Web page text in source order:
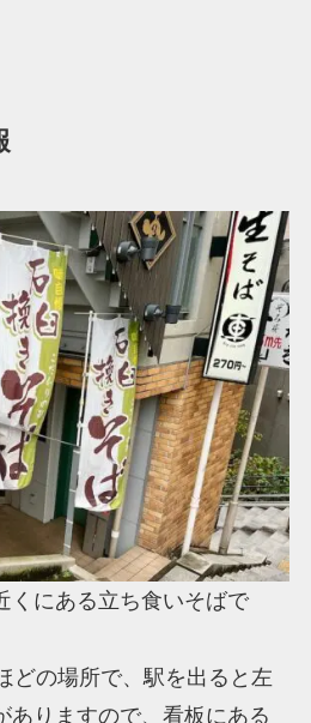
くにある立ち食いそばで
どの場所で、駅を出ると左
ありますので、看板にある